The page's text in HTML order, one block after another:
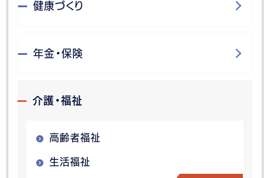
健康づくり
年金・保険
介護・福祉
高齢者福祉
生活福祉